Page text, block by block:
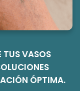
TUS VASOS
ÓPTIMA.